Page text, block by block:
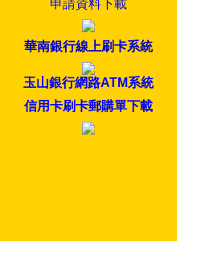
申請資料下載
華南銀行線上刷卡系統
玉山銀行網路ATM系統
信用卡刷卡郵購單下載